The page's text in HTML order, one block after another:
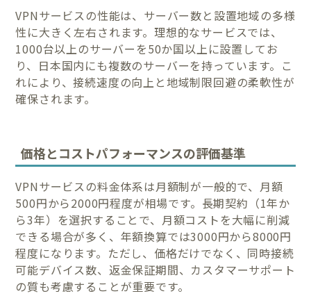
VPNサービスの性能は、サーバー数と設置地域の多様
性に大きく左右されます。理想的なサービスでは、
1000台以上のサーバーを50か国以上に設置してお
り、日本国内にも複数のサーバーを持っています。こ
れにより、接続速度の向上と地域制限回避の柔軟性が
確保されます。
価格とコストパフォーマンスの評価基準
VPNサービスの料金体系は月額制が一般的で、月額
500円から2000円程度が相場です。長期契約（1年か
ら3年）を選択することで、月額コストを大幅に削減
できる場合が多く、年額換算では3000円から8000円
程度になります。ただし、価格だけでなく、同時接続
可能デバイス数、返金保証期間、カスタマーサポート
の質も考慮することが重要です。